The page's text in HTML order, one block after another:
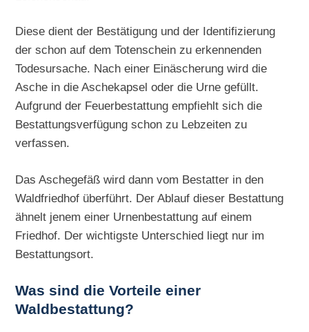
Diese dient der Bestätigung und der Identifizierung
der schon auf dem Totenschein zu erkennenden
Todesursache. Nach einer Einäscherung wird die
Asche in die Aschekapsel oder die Urne gefüllt.
Aufgrund der Feuerbestattung empfiehlt sich die
Bestattungsverfügung schon zu Lebzeiten zu
verfassen.
Das Aschegefäß wird dann vom Bestatter in den
Waldfriedhof überführt. Der Ablauf dieser Bestattung
ähnelt jenem einer Urnenbestattung auf einem
Friedhof. Der wichtigste Unterschied liegt nur im
Bestattungsort.
Was sind die Vorteile einer
Waldbestattung?